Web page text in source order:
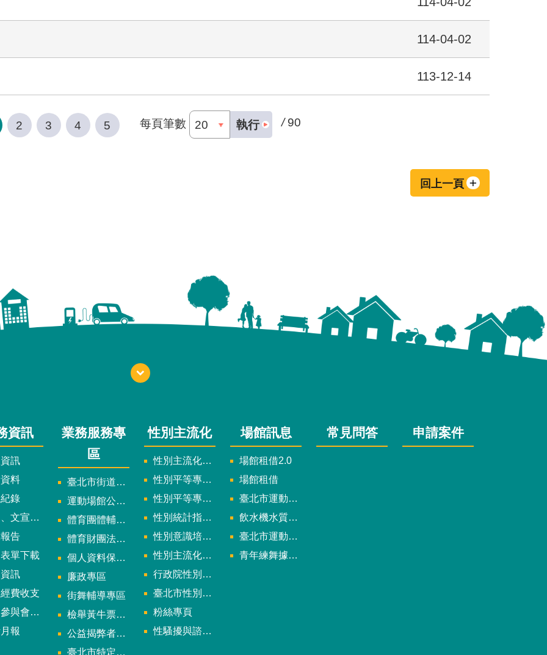
114-04-02
113-12-14
2 3 4 5 每頁筆數 執行 / 90
回上一頁
資訊
訊
料
錄
宣及出版品
告
單下載
訊
費收支
會議資訊
報
業務服務專
區
臺北市街道遊戲申請專區
運動場館公司設立輔導專區
體育團體輔導訪視
體育財團法人/公益信託專區
個人資料保護專區
廉政專區
街舞輔導專區
檢舉黃牛票專區
公益揭弊者保護法專區
臺北市特定族群體適能指導證照參考名單申請認可計畫
性別主流化
性別主流化實施計畫暨細部計畫
性別平等專案小組委員名單
性別平等專案小組會議紀錄
性別統計指標及項目
性別意識培力、統計分析案、影響評估案
性別主流化年度成果報告
行政院性別平等會
臺北市性別平等辦公室
粉絲專頁
性騷擾與諮詢專區
場館訊息
場館租借2.0
場館租借
臺北市運動中心
飲水機水質檢驗報告
臺北市運動中心預約系統
青年練舞據點地圖
常見問答 申請案件